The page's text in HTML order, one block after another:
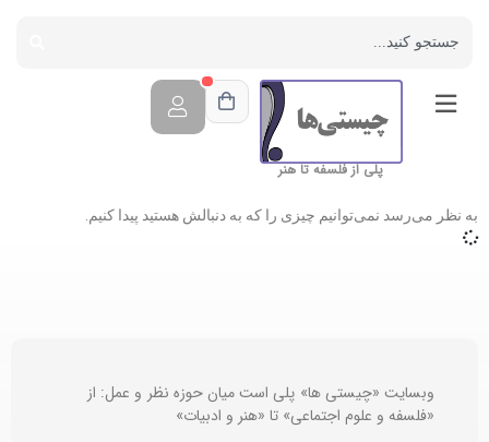
پلی از فلسفه تا هنر
به نظر می‌رسد نمی‌توانیم چیزی را که به دنبالش هستید پیدا کنیم.
وبسایت «چیستی ها» پلی است میان حوزه نظر و عمل: از
«فلسفه و علوم اجتماعی» تا «هنر و ادبیات»